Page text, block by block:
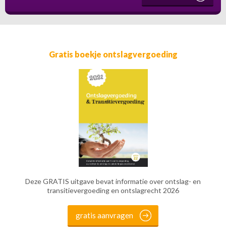
Gratis boekje ontslagvergoeding
Deze GRATIS uitgave bevat informatie over ontslag- en
transitievergoeding en ontslagrecht 2026
gratis aanvragen